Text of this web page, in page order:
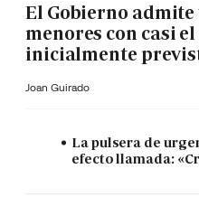
El Gobierno admite
menores con casi
inicialmente
Joan Guirado
La pulsera de
efecto llamada: